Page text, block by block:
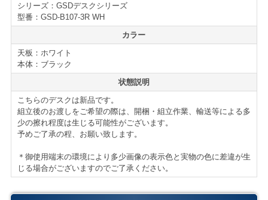
■コードホール
■仕切り付属
■GSDデスクシリーズはこちら
＊サイズ等の詳細はページ下部に記載がございます。
【送料・配送について】
＜自社便＞＊神奈川、首都圏対応
横浜市内 1,000円（税別）から（軒先渡し ＊簡単な搬
東京都内 5,000円（税別）から
＊お客様のご要望に応じたお渡し方法で送料算出致しま
す。
シリーズ：GSDデスクシリーズ
型番：GSD-B107-3R WH
カラー
天板：ホワイト
本体：ブラック
状態説明
こちらのデスクは新品です。
組立後のお渡しをご希望の際は、開梱・組立作業、輸送等による多
少の擦れ程度は生じる可能性がございます。
予めご了承の程、お願い致します。
＊御使用端末の環境により多少画像の表示色と実物の色に差違が生
じる場合がございますのでご了承ください。